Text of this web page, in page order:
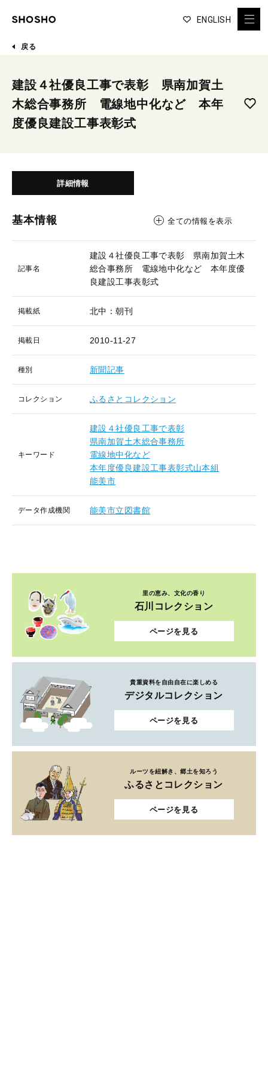
ENGLISH
戻る
建設４社優良工事で表彰 県南加賀土
木総合事務所 電線地中化など 本年
度優良建設工事表彰式
詳細情報
基本情報 全ての情報を表示
記事名
建設４社優良工事で表彰 県南加賀土木
総合事務所 電線地中化など 本年度優
良建設工事表彰式
掲載紙 北中：朝刊
掲載日 2010-11-27
種別 新聞記事
コレクション ふるさとコレクション
キーワード
建設４社優良工事で表彰
県南加賀土木総合事務所
電線地中化など
本年度優良建設工事表彰式山本組
能美市
データ作成機関 能美市立図書館
里の恵み、文化の香り
石川コレクション
ページを見る
貴重資料を自由自在に楽しめる
デジタルコレクション
ページを見る
ルーツを紐解き、郷土を知ろう
ふるさとコレクション
ページを見る